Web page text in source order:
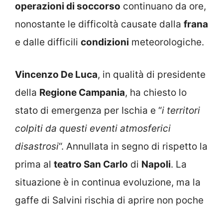
operazioni di soccorso continuano da ore,
nonostante le difficoltà causate dalla frana
e dalle difficili condizioni meteorologiche.
Vincenzo De Luca, in qualità di presidente
della Regione Campania, ha chiesto lo
stato di emergenza per Ischia e “i territori
colpiti da questi eventi atmosferici
disastrosi“. Annullata in segno di rispetto la
prima al teatro San Carlo di Napoli. La
situazione è in continua evoluzione, ma la
gaffe di Salvini rischia di aprire non poche